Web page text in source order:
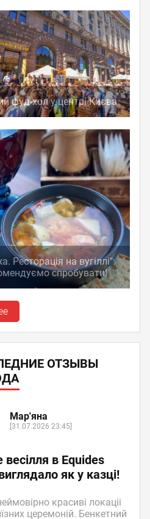
фуд-хол у центрі Києва
Ресторація на вугіллі":
спробувати!
ОТЗЫВЫ
Мар'яна
[31.07.2026 23:45]
в Equides
як у казці!
красиві локаціі
церемоній. Бенкетний